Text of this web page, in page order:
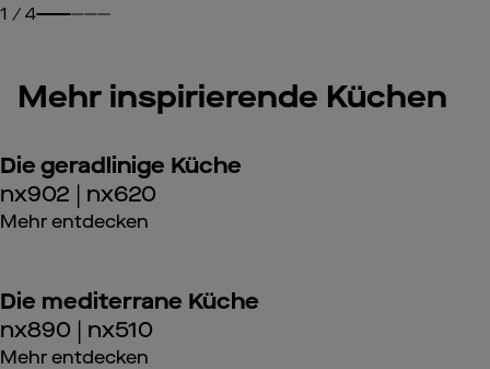
1 /4
Mehr inspirierende Küchen
Die geradlinige Küche
nx902 | nx620
Mehr entdecken
Die mediterrane Küche
nx890 | nx510
Mehr entdecken